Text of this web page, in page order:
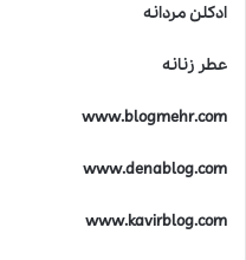
ادکلن مردانه
عطر زنانه
www.blogmehr.com
www.denablog.com
www.kavirblog.com